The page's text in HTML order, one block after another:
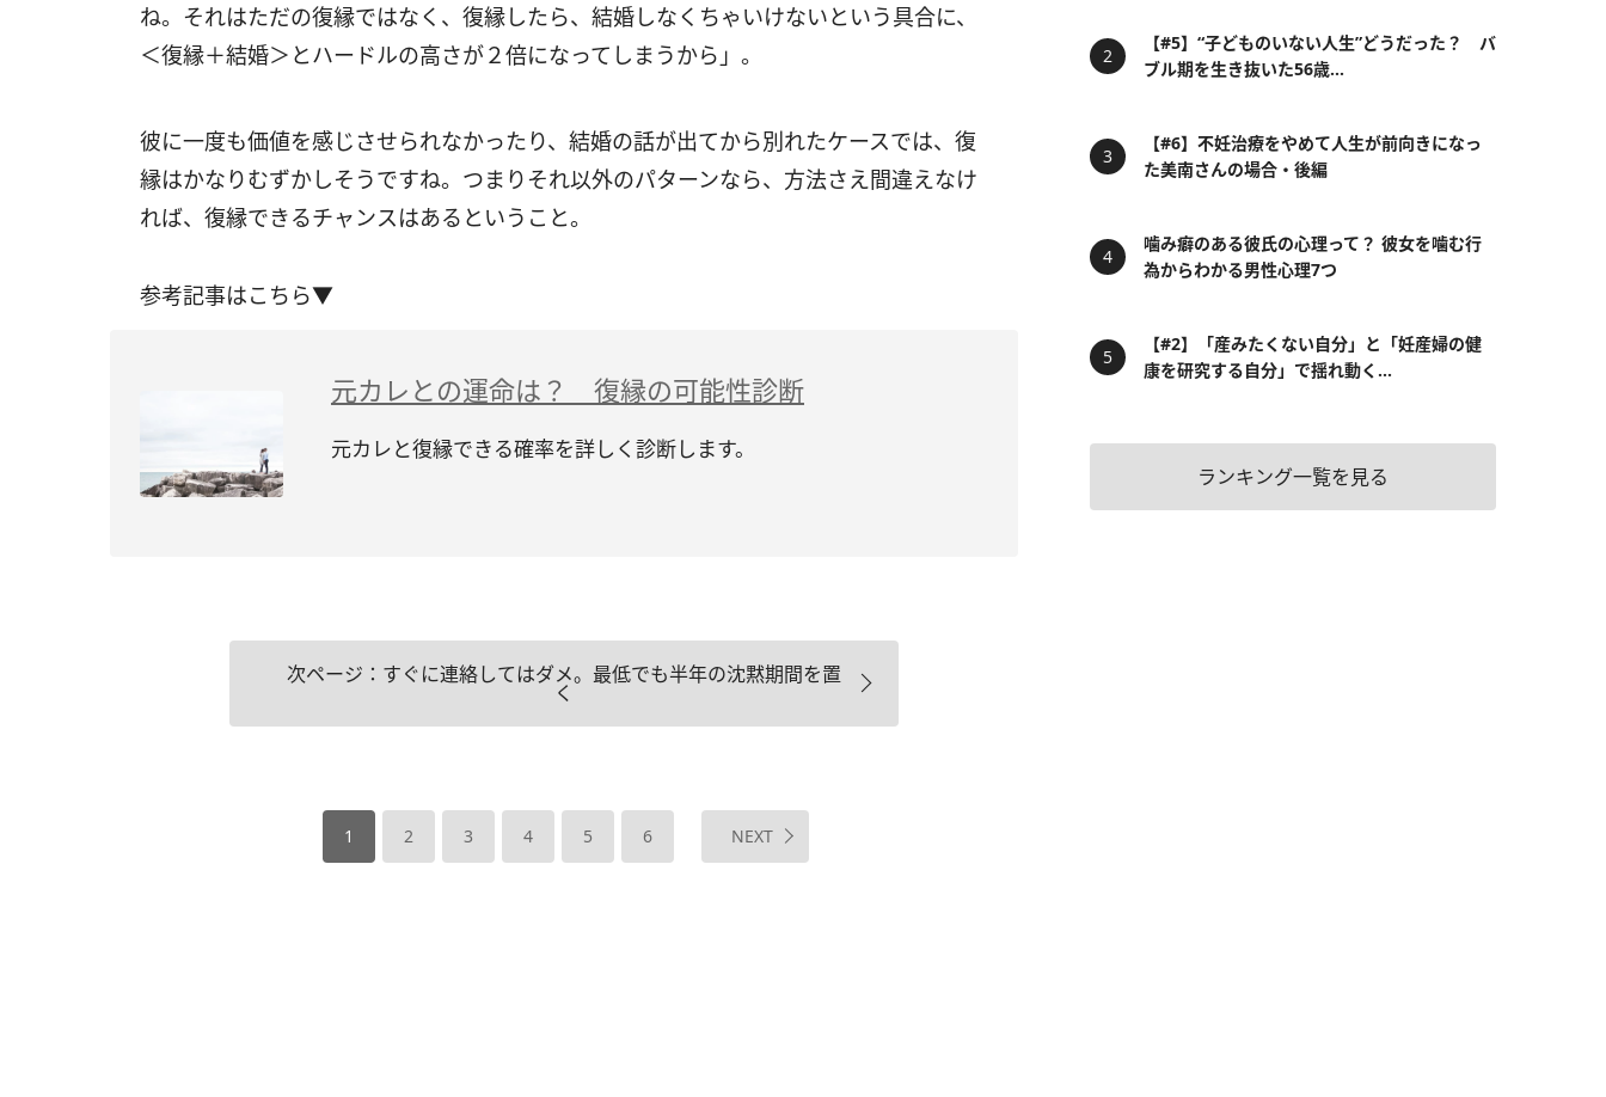
ね。それはただの復縁ではなく、復縁したら、結婚しなくちゃいけないという具合に、
＜復縁＋結婚＞とハードルの高さが２倍になってしまうから」。
彼に一度も価値を感じさせられなかったり、結婚の話が出てから別れたケースでは、復
縁はかなりむずかしそうですね。つまりそれ以外のパターンなら、方法さえ間違えなけ
れば、復縁できるチャンスはあるということ。
参考記事はこちら▼
元カレとの運命は？ 復縁の可能性診断
元カレと復縁できる確率を詳しく診断します。
次ページ：すぐに連絡してはダメ。最低でも半年の沈黙期間を置
く
1 2 3 4 5 6 NEXT
【#5】“子どものいない人生”どうだった？ バ
ブル期を生き抜いた56歳...
【#6】不妊治療をやめて人生が前向きになっ
た美南さんの場合・後編
噛み癖のある彼氏の心理って？ 彼女を噛む行
為からわかる男性心理7つ
【#2】「産みたくない自分」と「妊産婦の健
康を研究する自分」で揺れ動く...
ランキング一覧を見る